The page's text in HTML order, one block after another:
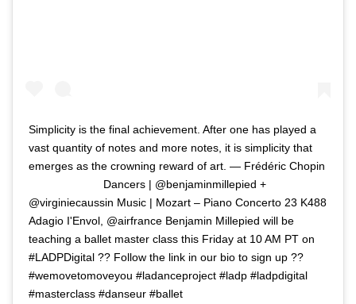
Simplicity is the final achievement. After one has played a
vast quantity of notes and more notes, it is simplicity that
emerges as the crowning reward of art. ― Frédéric Chopin
⠀⠀⠀⠀⠀⠀⠀⠀⠀ Dancers | @benjaminmillepied +
@virginiecaussin Music | Mozart – Piano Concerto 23 K488
Adagio I'Envol, @airfrance Benjamin Millepied will be
teaching a ballet master class this Friday at 10 AM PT on
#LADPDigital ?? Follow the link in our bio to sign up ??
#wemovetomoveyou #ladanceproject #ladp #ladpdigital
#masterclass #danseur #ballet